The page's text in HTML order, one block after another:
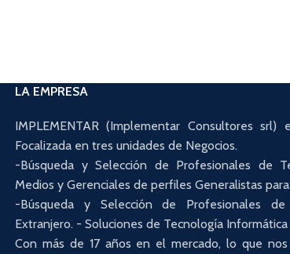
LA EMPRESA
IMPLEMENTAR (Implementar Consultores srl)
Focalizada en tres unidades de Negocios.
-Búsqueda y Selección de Profesionales de
Medios y Gerenciales de perfiles Generalistas
-Búsqueda y Selección de Profesionales de
Extranjero. - Soluciones de Tecnología
Con más de 17 años en el mercado, lo que